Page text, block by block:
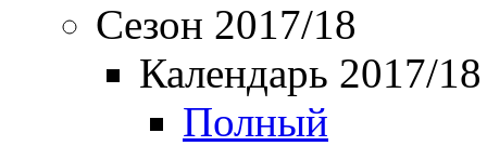
Сезон 2017/18
Календарь 2017/18
Полный